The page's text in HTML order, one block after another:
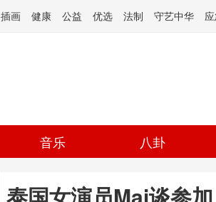
插画 健康 公益 优选 法制 守艺中华
音乐 八卦